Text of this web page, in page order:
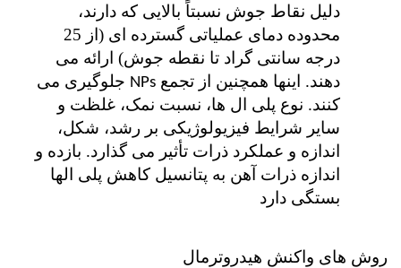
دلیل نقاط جوش نسبتاً بالایی که دارند،
محدوده دمای عملیاتی گسترده ای (از 25
درجه سانتی گراد تا نقطه جوش) ارائه می
دهند. اینها همچنین از تجمعNPs جلوگیری می
کنند. نوع پلی ال ها، نسبت نمک، غلظت و
سایر شرایط فیزیولوژیکی بر رشد، شکل،
اندازه و عملکرد ذرات تأثیر می گذارد. بازده و
اندازه ذرات آهن به پتانسیل کاهش پلی الها
بستگی دارد
روش های واکنش هیدروترمال